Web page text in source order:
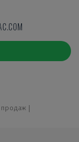
продаж |